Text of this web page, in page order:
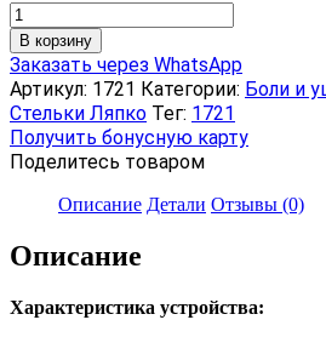
Количество
товара
Аппликатор
Ляпко
«Стелька
игольчатая»,
размер
40-
В корзину
Заказать через WhatsApp
Артикул: 1721 Категории: Боли и
Стельки Ляпко Тег: 1721
Получить бонусную карту
Поделитесь товаром
Описание Детали Отзывы (0)
Описание
Характеристика устройства: